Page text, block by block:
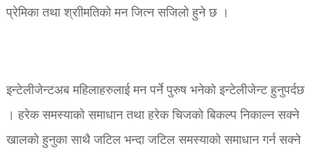
प्रेमिका तथा श्राीमतिको मन जित्न सजिलो हुने छ ।
इन्टेलीजेन्टअब महिलाहरुलाई मन पर्ने पुरुष भनेको इन्टेलीजेन्ट हुनुपर्दछ
। हरेक समस्याको समाधान तथा हरेक चिजको बिकल्प निकाल्न सक्ने
खालको हुनुका साथै जटिल भन्दा जटिल समस्याको समाधान गर्न सक्ने